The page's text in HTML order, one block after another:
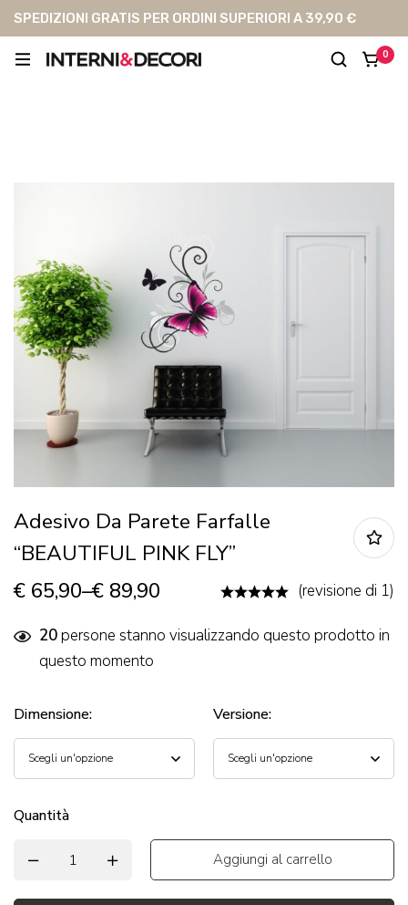
SPEDIZIONI GRATIS PER ORDINI SUPERIORI A 39,90 €
0
Adesivo Da Parete Farfalle
“BEAUTIFUL PINK FLY”
€ 65,90–€ 89,90 (revisione di 1)
20persone stanno visualizzando questo prodotto in
questo momento
Dimensione: Versione:
Quantità
Aggiungi al carrello